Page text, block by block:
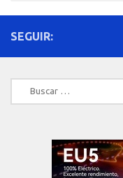
SEGUIR:
Buscar: